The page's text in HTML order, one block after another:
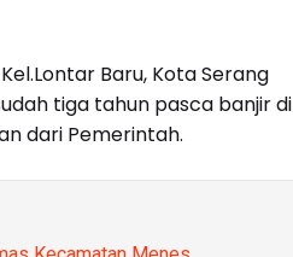
Baru, Kota Serang
tiga tahun pasca banjir di
dari Pemerintah.